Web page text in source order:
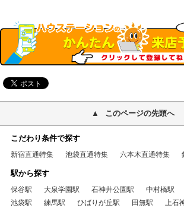
このページの先頭へ
こだわり条件で探す
新宿直通特集 池袋直通特集 六本木直通特集
駅から探す
保谷駅 大泉学園駅 石神井公園駅 中村橋駅
池袋駅
練馬駅 ひばりが丘駅 田無駅
上石